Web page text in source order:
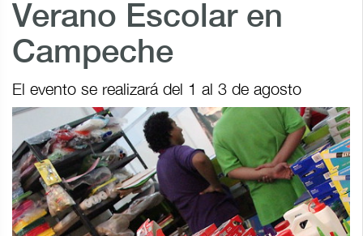
Verano Escolar en
Campeche
El evento se realizará del 1 al 3 de agosto